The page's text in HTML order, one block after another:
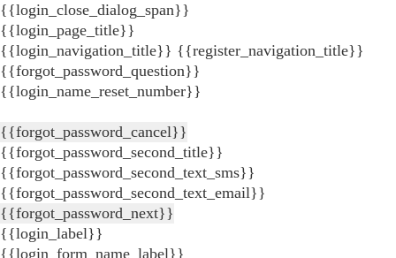
{{login_close_dialog_span}}
{{login_page_title}}
{{login_navigation_title}} {{register_navigation_title}}
{{forgot_password_question}}
{{login_name_reset_number}}
{{forgot_password_cancel}}
{{forgot_password_second_title}}
{{forgot_password_second_text_sms}}
{{forgot_password_second_text_email}}
{{forgot_password_next}}
{{login_label}}
{{login_form_name_label}}